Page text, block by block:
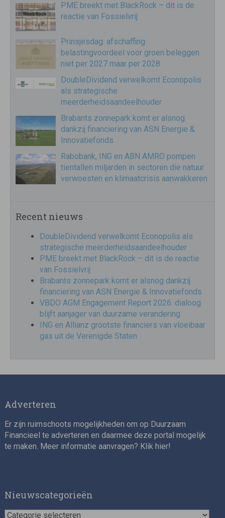
PME breekt met BlackRock – dit is de
reactie van Fossielvrij
Prinsjesdag: afschaffing
belastingvoordeel voor groen beleggen
niet per 2027 maar per 2028
DoubleDividend verwelkomt Econopolis
als strategische
meerderheidsaandeelhouder
Brabants zonnepark komt er alsnog
dankzij financiering van ASN Energie &
Innovatiefonds
Rabobank, ING en ABN AMRO pompen
tientallen miljarden in sectoren die natuur
verwoesten en klimaatcrisis aanwakkeren
Recent nieuws
DoubleDividend verwelkomt Econopolis als
strategische meerderheidsaandeelhouder
PME breekt met BlackRock – dit is de reactie
van Fossielvrij
Brabants zonnepark komt er alsnog dankzij
financiering van ASN Energie & Innovatiefonds
VBDO AGM Engagement Report 2026: dialoog
blijft aanjager van duurzame verandering
ING en Allianz grootste financiers van vloeibaar
gas uit de Verenigde Staten
Adverteren
Er zijn ruimschoots mogelijkheden om op Duurzaam
Financieel te adverteren en daarmee deze portal mogelijk
te maken. Meer informatie aanvragen? Klik hier!
Nieuwscategorieën
Nieuwscategorieën